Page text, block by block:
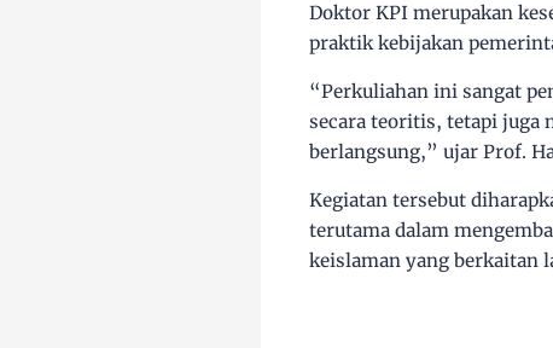
Doktor KPI merupakan
praktik kebijakan
“Perkuliahan ini sangat
secara teoritis, tetapi juga
berlangsung,” ujar Prof.
Kegiatan tersebut
terutama dalam
keislaman yang berkaitan